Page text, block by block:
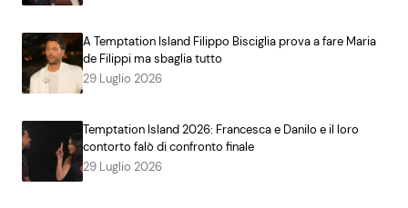
A Temptation Island Filippo Bisciglia prova a fare Maria
de Filippi ma sbaglia tutto
29 Luglio 2026
Temptation Island 2026: Francesca e Danilo e il loro
contorto falò di confronto finale
29 Luglio 2026